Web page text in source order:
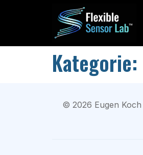
Kategorie:
© 2026 Eugen Koch